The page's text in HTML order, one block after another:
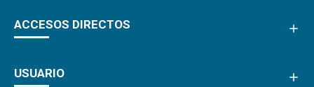
ACCESOS DIRECTOS
USUARIO